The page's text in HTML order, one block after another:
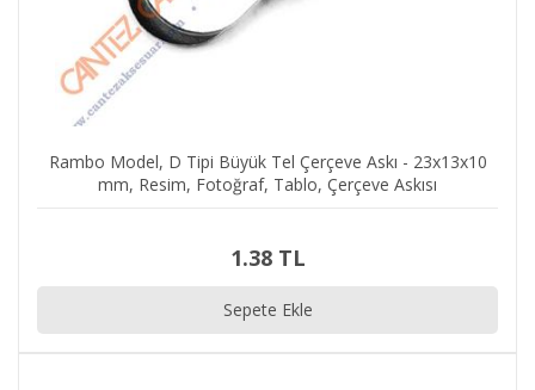
Rambo Model, D Tipi Büyük Tel Çerçeve Askı - 23x13x10
mm, Resim, Fotoğraf, Tablo, Çerçeve Askısı
1.38 TL
Sepete Ekle